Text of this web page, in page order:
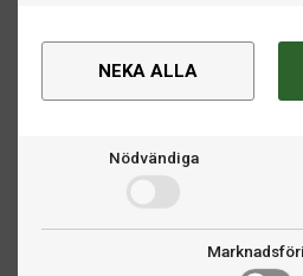
NEKA ALLA
Nödvändiga